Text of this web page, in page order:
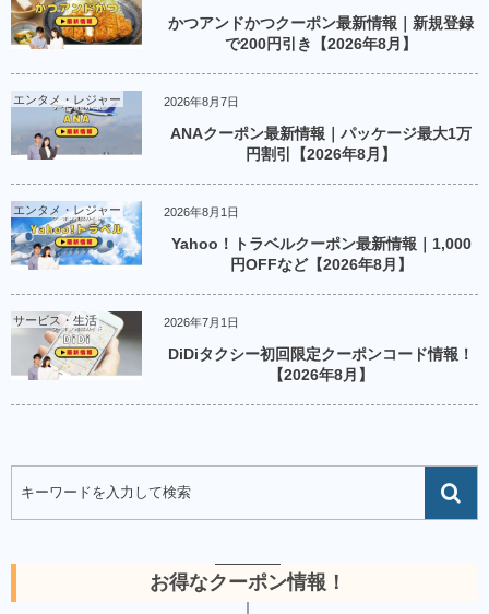
かつアンドかつクーポン最新情報｜新規登録
で200円引き【2026年8月】
エンタメ・レジャー 2026年8月7日
ANAクーポン最新情報｜パッケージ最大1万
円割引【2026年8月】
エンタメ・レジャー 2026年8月1日
Yahoo！トラベルクーポン最新情報｜1,000
円OFFなど【2026年8月】
サービス・生活 2026年7月1日
DiDiタクシー初回限定クーポンコード情報！
【2026年8月】
お得なクーポン情報！